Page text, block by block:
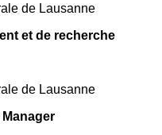
de Lausanne
et de recherche
de Lausanne